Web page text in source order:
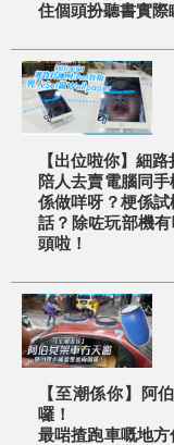
住個頭扮聽書實際
【出位啦你】細
陪人去賣電腦同
係做咩呀？梗係
話？除咗玩部機
頭啦！
【至潮係你】阿
囉！
最啱揸跑車嘅地